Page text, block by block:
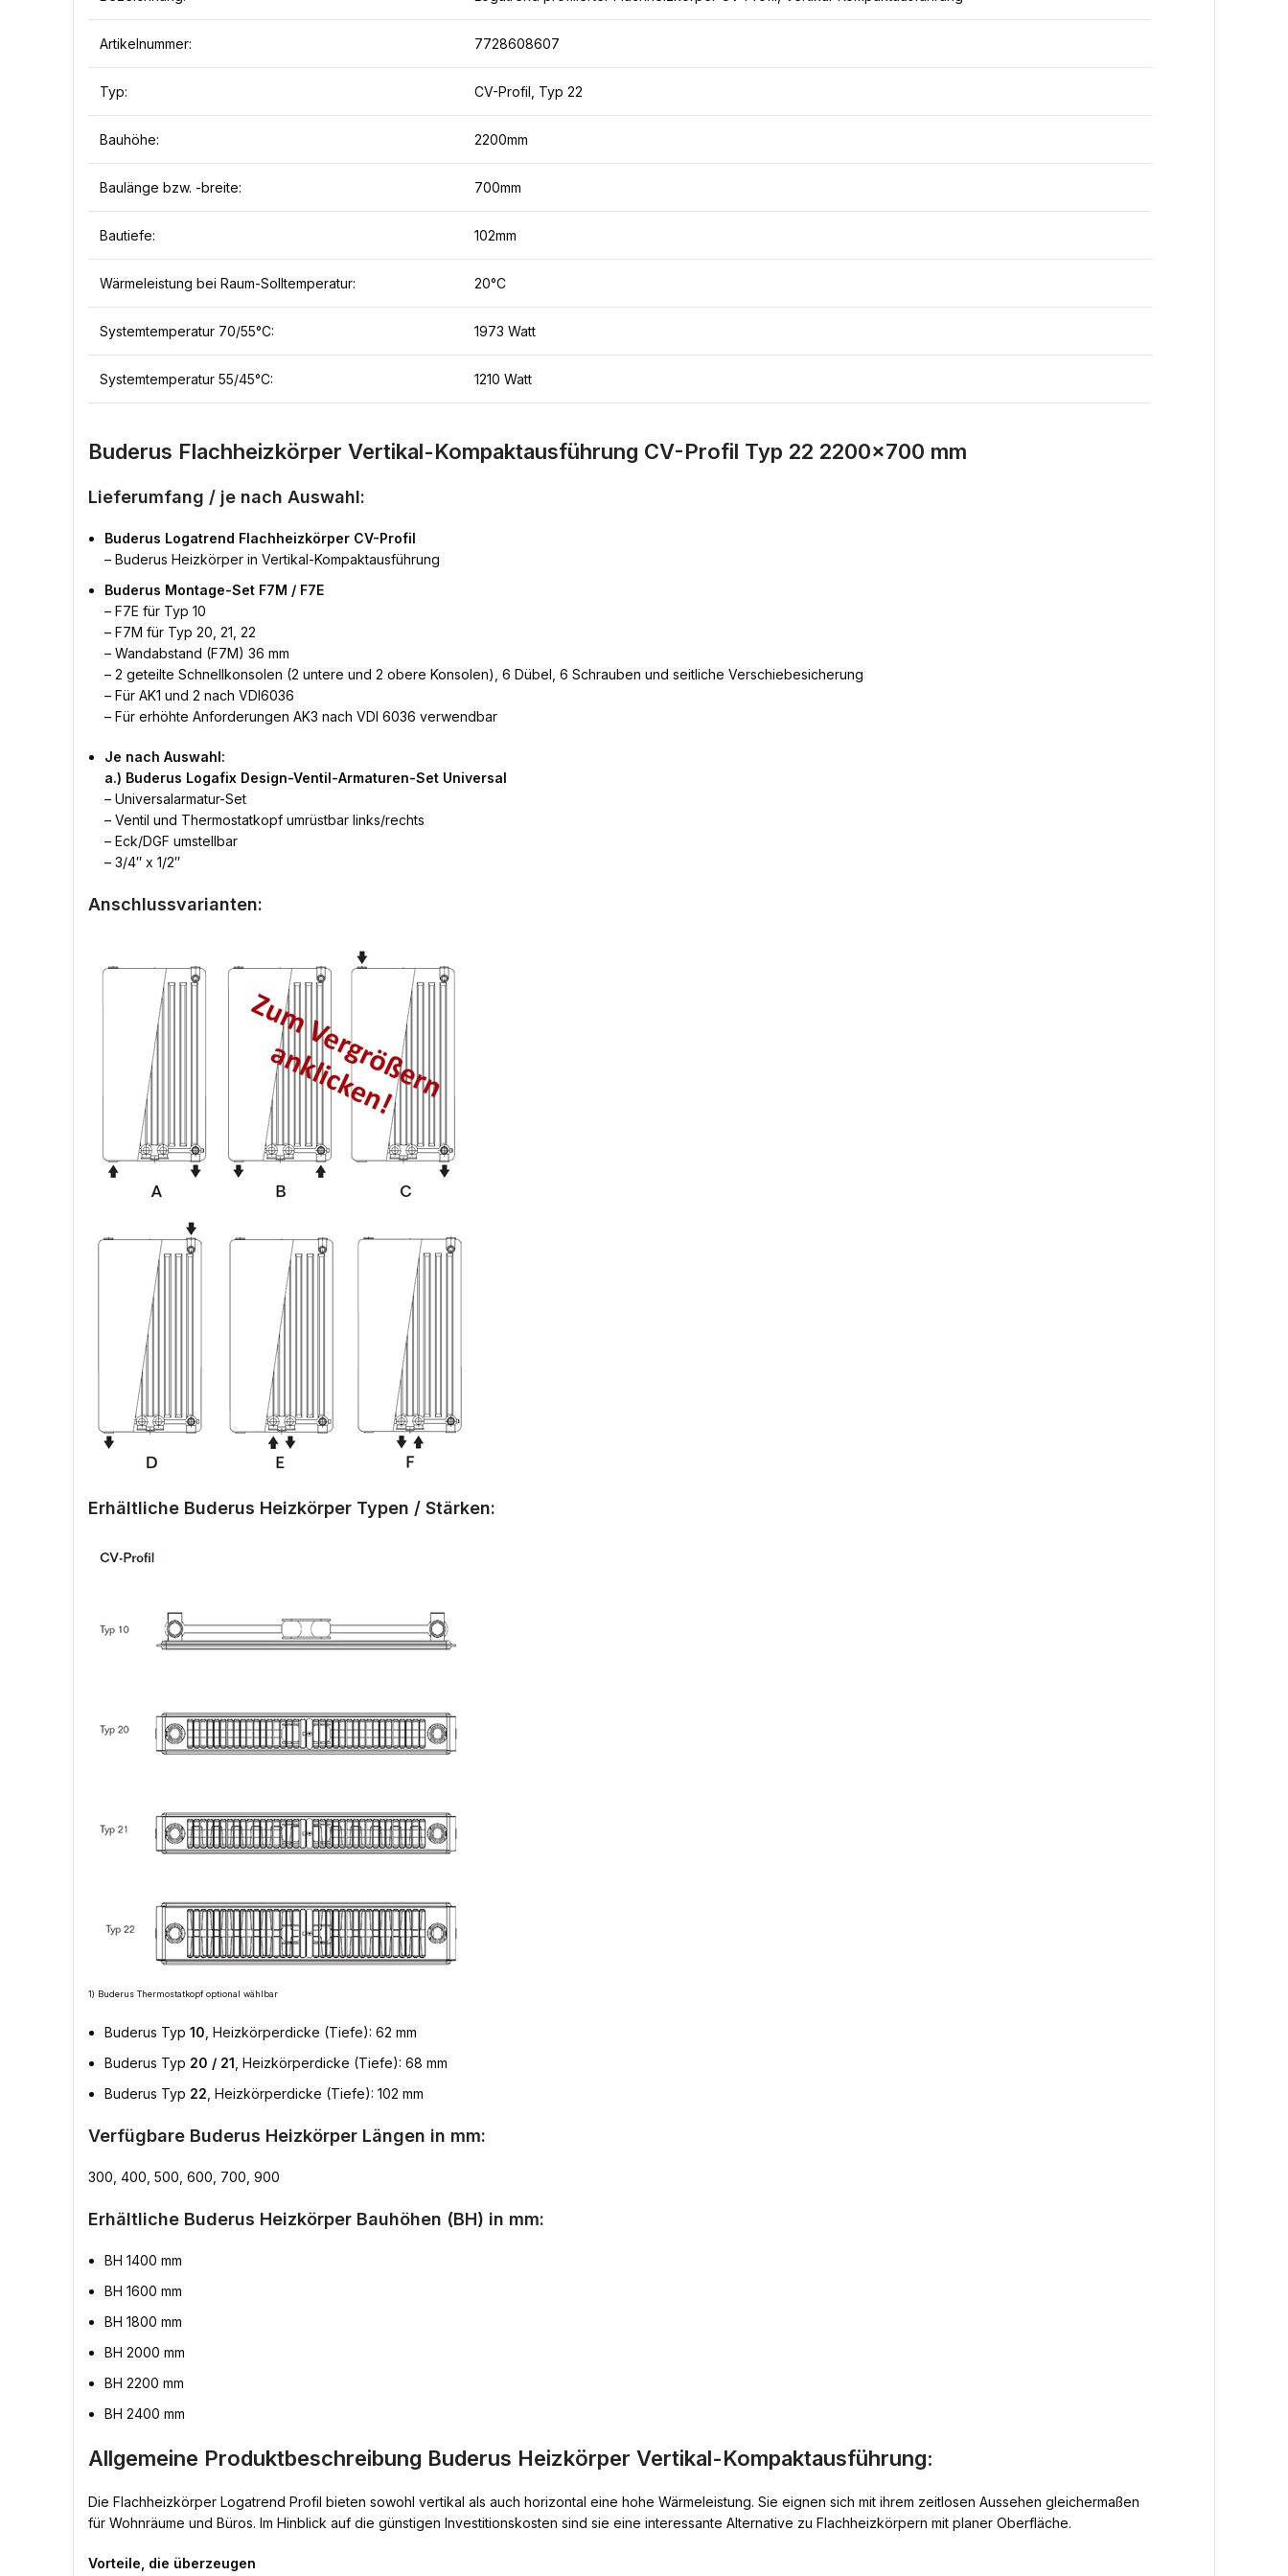
Artikelnummer: 7728608607
Typ: CV-Profil, Typ 22
Bauhöhe: 2200mm
Baulänge bzw. -breite: 700mm
Bautiefe: 102mm
Wärmeleistung bei Raum-Solltemperatur: 20°C
Systemtemperatur 70/55°C: 1973 Watt
Systemtemperatur 55/45°C: 1210 Watt
Buderus Flachheizkörper Vertikal-Kompaktausführung CV-Profil Typ 22 2200×700 mm
Lieferumfang / je nach Auswahl:
Buderus Logatrend Flachheizkörper CV-Profil
– Buderus Heizkörper in Vertikal-Kompaktausführung
Buderus Montage-Set F7M / F7E
– F7E für Typ 10
– F7M für Typ 20, 21, 22
– Wandabstand (F7M) 36 mm
– 2 geteilte Schnellkonsolen (2 untere und 2 obere Konsolen), 6 Dübel, 6 Schrauben und seitliche Verschiebesicherung
– Für AK1 und 2 nach VDI6036
– Für erhöhte Anforderungen AK3 nach VDI 6036 verwendbar
Je nach Auswahl:
a.) Buderus Logafix Design-Ventil-Armaturen-Set Universal
– Universalarmatur-Set
– Ventil und Thermostatkopf umrüstbar links/rechts
– Eck/DGF umstellbar
– 3/4″ x 1/2″
Anschlussvarianten:
Erhältliche Buderus Heizkörper Typen / Stärken:
1) Buderus Thermostatkopf optional wählbar
Buderus Typ 10 , Heizkörperdicke (Tiefe): 62 mm
Buderus Typ 20 / 21 , Heizkörperdicke (Tiefe): 68 mm
Buderus Typ 22 , Heizkörperdicke (Tiefe): 102 mm
Verfügbare Buderus Heizkörper Längen in mm:
300, 400, 500, 600, 700, 900
Erhältliche Buderus Heizkörper Bauhöhen (BH) in mm:
BH 1400 mm
BH 1600 mm
BH 1800 mm
BH 2000 mm
BH 2200 mm
BH 2400 mm
Allgemeine Produktbeschreibung Buderus Heizkörper Vertikal-Kompaktausführung:
Die Flachheizkörper Logatrend Profil bieten sowohl vertikal als auch horizontal eine hohe Wärmeleistung. Sie eignen sich mit ihrem zeitlosen Aussehen gleichermaßen
für Wohnräume und Büros. Im Hinblick auf die günstigen Investitionskosten sind sie eine interessante Alternative zu Flachheizkörpern mit planer Oberfläche.
Vorteile, die überzeugen